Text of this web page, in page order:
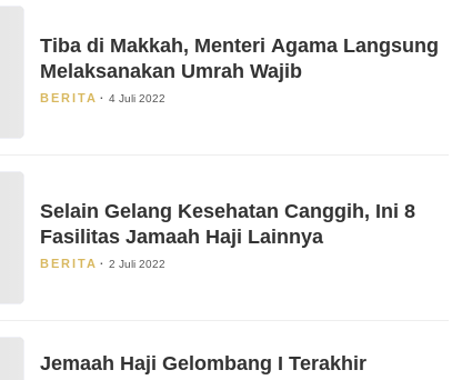
Tiba di Makkah, Menteri Agama Langsung
Melaksanakan Umrah Wajib
BERITA 4 Juli 2022
Selain Gelang Kesehatan Canggih, Ini 8
Fasilitas Jamaah Haji Lainnya
BERITA 2 Juli 2022
Jemaah Haji Gelombang I Terakhir